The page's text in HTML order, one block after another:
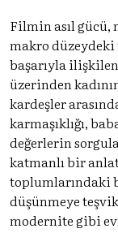
Filmin asıl gücü,
makro
başarıyla
üzerinden
kardeşler
karmaşıklığı,
değerlerin
katmanlı bir
toplumlarındaki
düşünmeye
modernite gibi